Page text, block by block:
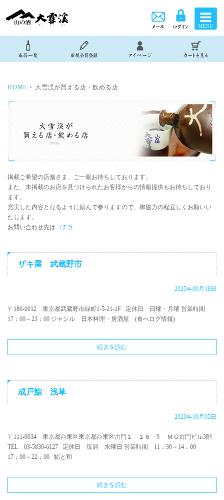
HOME > 大雪渓が買える店・飲める店
掲載ご希望の店舗さま、ご一報お待ちしております。
また、未掲載のお店を見つけられたお客様からの情報提供もお待ちしており
ます。
充実した内容となるように励んで参りますので、御協力の程宜しくお願いい
たします。
お問い合わせ先はコチラ
ザキ屋 武蔵野市
2025年09月18日
〒180-0012 東京都武蔵野市緑町1-5-21-1F 定休日 日曜・月曜 営業時間
17：00～23：00 ジャンル 日本料理・居酒屋 (食べログ情報)
続きを読む
成戸鮨 浅草
2023年10月05日
〒111-0034 東京都台東区東京都台東区雷門１－１６－9 ＭＧ雷門ビル3階
TEL 03-5830-6127 定休日 毎週 水曜日 営業時間 11：30～14：00
17：00～22：00 鮨と和
続きを読む